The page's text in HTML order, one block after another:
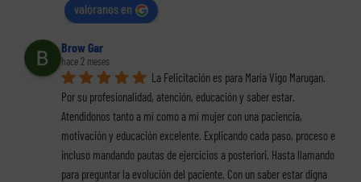
valóranos en
Brow Gar
hace 2 meses
La Felicitación es para María Vigo Marugan.
Por su profesionalidad, atención, educación y saber estar.
Atendidonos tanto a mí como a mí mujer con una paciencia,
motivación y educación excelente. Explicando cada paso, proceso e
incluso mandando pautas de ejercicios a posteriori. Hasta llamando
para preguntar la evolución del paciente. Con un saber estar digna